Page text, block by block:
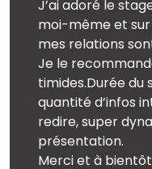
J’ai adoré le
moi-même et sur
mes relations
Je le
timides.Durée du
quantité d’infos
redire, super
présentation.
Merci et à